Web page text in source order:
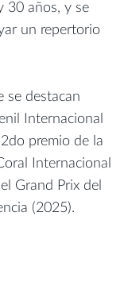
30 años, y se
un repertorio
se destacan
Internacional
premio de la
Internacional
Grand Prix del
(2025).